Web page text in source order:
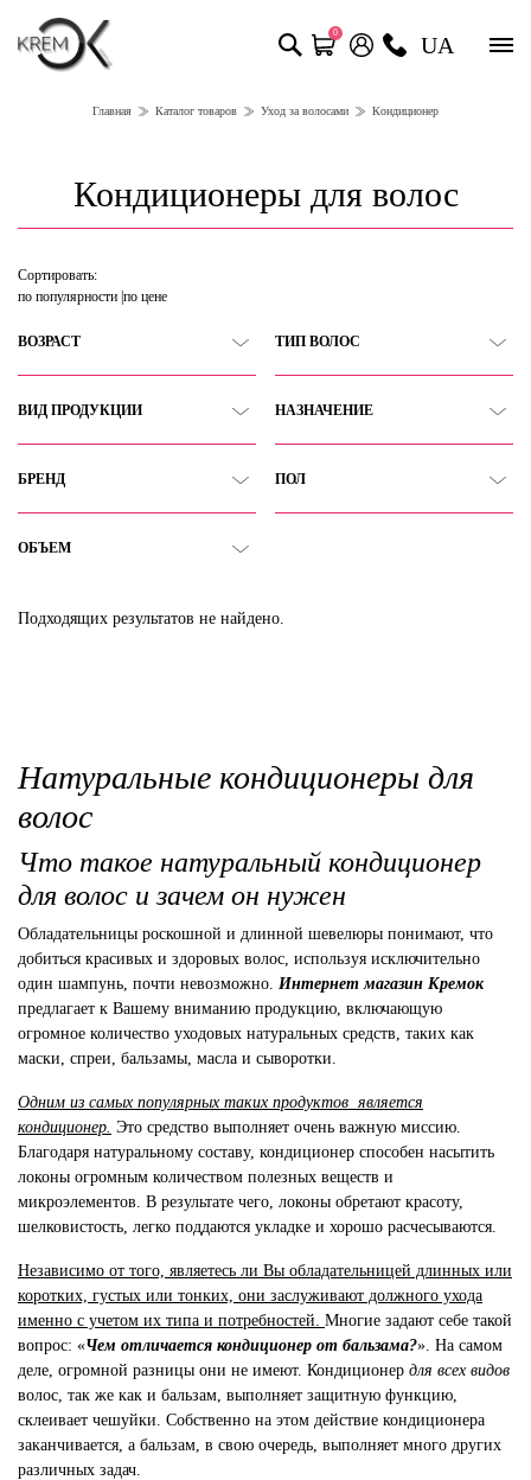
0 UA
Главная Каталог товаров Уход за волосами Кондиционер
Кондиционеры для волос
Сортировать:
по популярности по цене
ВОЗРАСТ ТИП ВОЛОС
ВИД ПРОДУКЦИИ НАЗНАЧЕНИЕ
БРЕНД ПОЛ
ОБЪЕМ
Подходящих результатов не найдено.
Натуральные кондиционеры для
волос
Что такое натуральный кондиционер
для волос и зачем он нужен
Обладательницы роскошной и длинной шевелюры понимают, что
добиться красивых и здоровых волос, используя исключительно
один шампунь, почти невозможно. Интернет магазин Кремок
предлагает к Вашему вниманию продукцию, включающую
огромное количество уходовых натуральных средств, таких как
маски, спреи, бальзамы, масла и сыворотки.
Одним из самых популярных таких продуктов является
кондиционер. Это средство выполняет очень важную миссию.
Благодаря натуральному составу, кондиционер способен насытить
локоны огромным количеством полезных веществ и
микроэлементов. В результате чего, локоны обретают красоту,
шелковистость, легко поддаются укладке и хорошо расчесываются.
Независимо от того, являетесь ли Вы обладательницей длинных или
коротких, густых или тонких, они заслуживают должного ухода
именно с учетом их типа и потребностей. Многие задают себе такой
вопрос: «Чем отличается кондиционер от бальзама?». На самом
деле, огромной разницы они не имеют. Кондиционер для всех видов
волос, так же как и бальзам, выполняет защитную функцию,
склеивает чешуйки. Собственно на этом действие кондиционера
заканчивается, а бальзам, в свою очередь, выполняет много других
различных задач.